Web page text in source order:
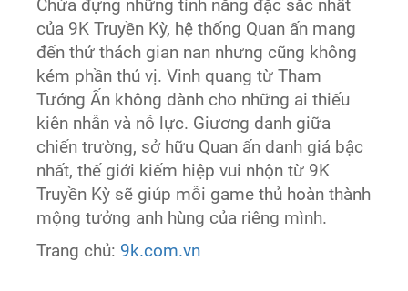
Chứa đựng những tính năng đặc sắc nhất
của 9K Truyền Kỳ, hệ thống Quan ấn mang
đến thử thách gian nan nhưng cũng không
kém phần thú vị. Vinh quang từ Tham
Tướng Ấn không dành cho những ai thiếu
kiên nhẫn và nỗ lực. Giương danh giữa
chiến trường, sở hữu Quan ấn danh giá bậc
nhất, thế giới kiếm hiệp vui nhộn từ 9K
Truyền Kỳ sẽ giúp mỗi game thủ hoàn thành
mộng tưởng anh hùng của riêng mình.
Trang chủ: 9k.com.vn